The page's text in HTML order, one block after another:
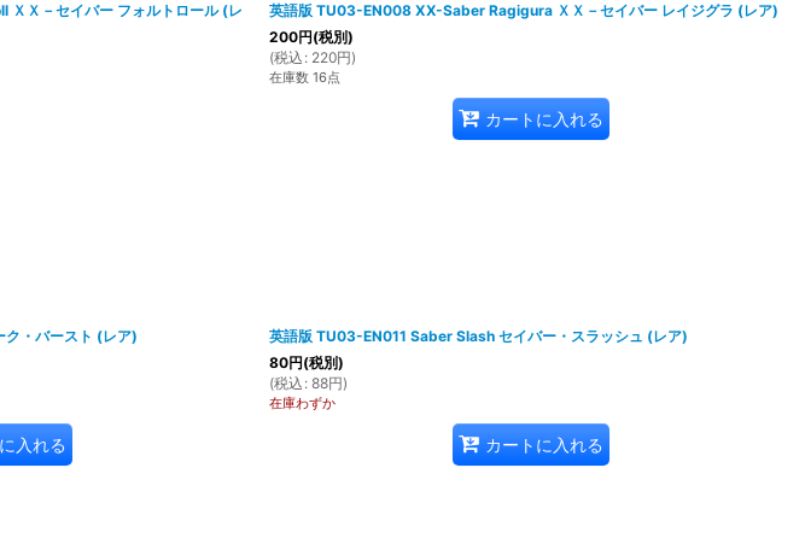
Ｘ－セイバー フォルトロール (レ
英語版 TU03-EN008 XX-Saber Ragigura ＸＸ－セイバー レイジグラ (レア)
200円(税別)
(税込 : 220円)
在庫数 16点
カートに入れる
・バースト (レア)
入れる
英語版 TU03-EN011 Saber Slash セイバー・スラッシュ (レア)
80円(税別)
(税込 : 88円)
在庫わずか
カートに入れる